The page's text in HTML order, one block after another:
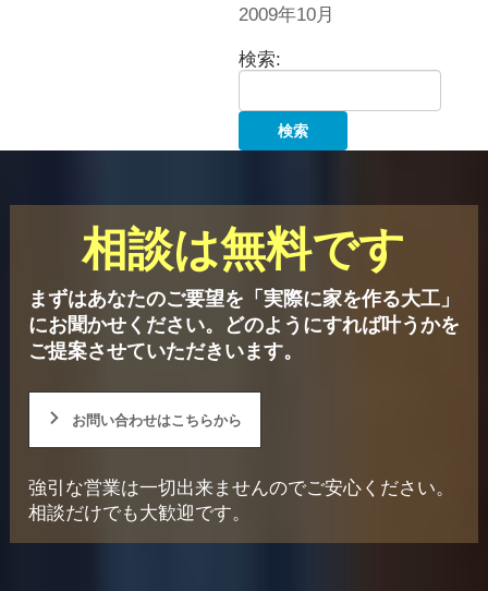
2009年10月
検索:
相談は無料です
まずはあなたのご要望を「実際に家を作る大工」
にお聞かせください。
どのようにすれば叶うかを
ご提案させていただきいます。
お問い合わせはこちらから
強引な営業は一切出来ませんのでご安心ください。
相談だけでも大歓迎です。